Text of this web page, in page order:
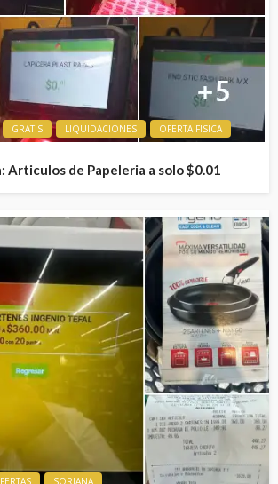
GRATIS LIQUIDACIONES OFERTA FISICA
Articulos de Papeleria a solo $0.01